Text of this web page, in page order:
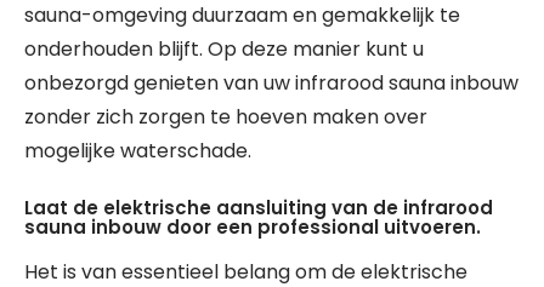
sauna-omgeving duurzaam en gemakkelijk te
onderhouden blijft. Op deze manier kunt u
onbezorgd genieten van uw infrarood sauna inbouw
zonder zich zorgen te hoeven maken over
mogelijke waterschade.
Laat de elektrische aansluiting van de infrarood
sauna inbouw door een professional uitvoeren.
Het is van essentieel belang om de elektrische